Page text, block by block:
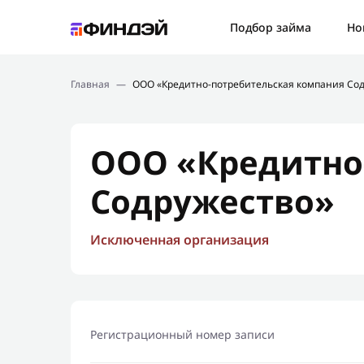
Подбор займа
Новости
Главная — ООО «Кредитно-потребительская компания
ООО
Содружество»
Исключенная организация
Регистрационный номер записи